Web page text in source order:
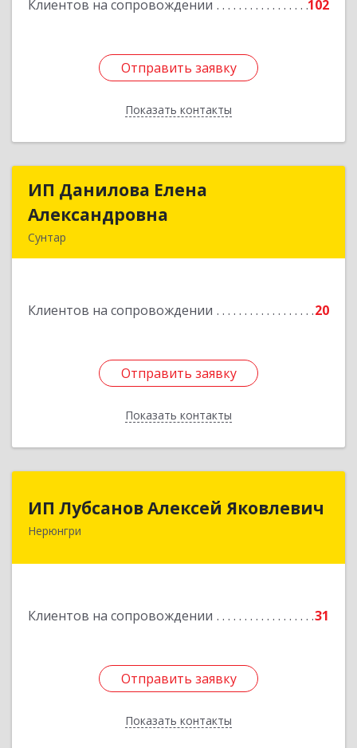
Клиентов на сопровождении 102
Отправить заявку
Показать контакты
Отправить заявку
Назад
ИП Данилова Елена
Александровна
Сунтар
Клиентов на сопровождении 20
Отправить заявку
Показать контакты
ИП Данилова Елена
Отправить заявку
Назад
ИП Лубсанов Алексей Яковлевич
Нерюнгри
Клиентов на сопровождении 31
Отправить заявку
Показать контакты
ИП Лубсанов Алексей Яковлевич
675002, Амурская область, г. Благовещенск, ул.
Отправить заявку
Назад